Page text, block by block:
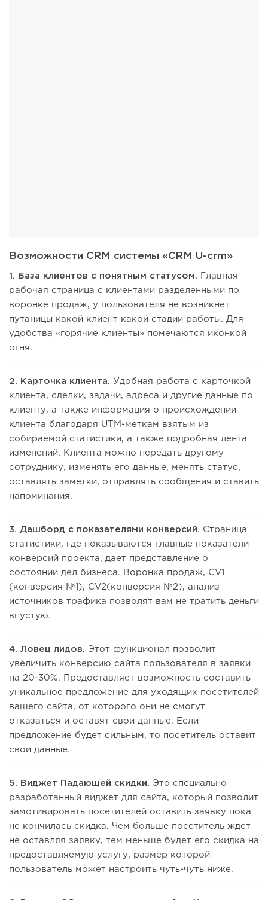
Возможности CRM системы «CRM U-crm»
1. База клиентов с понятным статусом.
Главная
рабочая страница с клиентами разделенными по
воронке продаж, у пользователя не возникнет
путаницы какой клиент какой стадии работы. Для
удобства «горячие клиенты» помечаются иконкой
огня.
2. Карточка клиента. Удобная работа с карточкой
клиента, сделки, задачи, адреса и другие данные по
клиенту, а также информация о происхождении
клиента благодаря UTM-меткам взятым из
собираемой статистики, а также подробная лента
изменений. Клиента можно передать другому
сотруднику, изменять его данные, менять статус,
оставлять заметки, отправлять сообщения и ставить
напоминания.
3. Дашборд с показателями конверсий. Страница
статистики, где показываются главные показатели
конверсий проекта, дает представление о
состоянии дел бизнеса. Воронка продаж, CV1
(конверсия №1), CV2(конверсия №2), анализ
источников трафика позволят вам не тратить деньги
впустую.
4. Ловец лидов. Этот функционал позволит
увеличить конверсию сайта пользователя в заявки
на 20-30%. Предоставляет возможность составить
уникальное предложение для уходящих посетителей
вашего сайта, от которого они не смогут
отказаться и оставят свои данные. Если
предложение будет сильным, то посетитель оставит
свои данные.
5. Виджет Падающей скидки. Это специально
разработанный виджет для сайта, который позволит
замотивировать посетителей оставить заявку пока
не кончилась скидка. Чем больше посетитель ждет
не оставляя заявку, тем меньше будет его скидка на
предоставляемую услугу, размер которой
пользователь может настроить чуть-чуть ниже.